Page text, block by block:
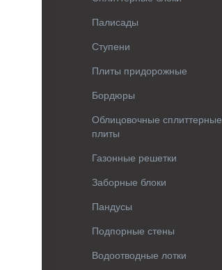
Палисады
Ступени
Плиты придорожные
Бордюры
Облицовочные сплиттерные
плиты
Газонные решетки
Заборные блоки
Пандусы
Подпорные стены
Водоотводные лотки